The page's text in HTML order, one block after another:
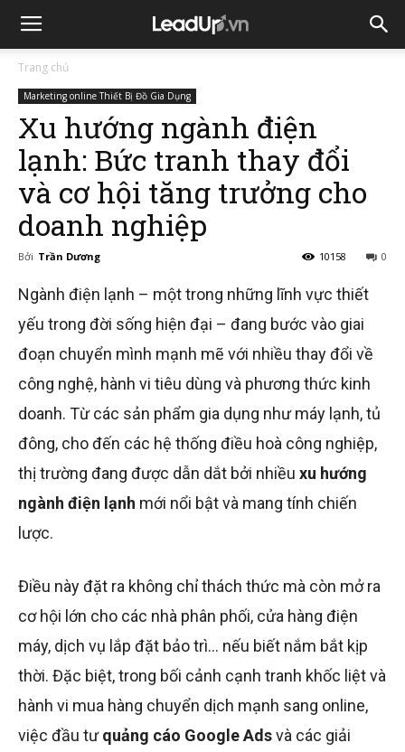
Trang chủ
Marketing online Thiết Bị Đồ Gia Dụng
Xu hướng ngành điện
lạnh: Bức tranh thay đổi
và cơ hội tăng trưởng cho
doanh nghiệp
Bởi Trần Dương 0
10158
Ngành điện lạnh – một trong những lĩnh vực thiết
yếu trong đời sống hiện đại – đang bước vào giai
đoạn chuyển mình mạnh mẽ với nhiều thay đổi về
công nghệ, hành vi tiêu dùng và phương thức kinh
doanh. Từ các sản phẩm gia dụng như máy lạnh, tủ
đông, cho đến các hệ thống điều hoà công nghiệp,
thị trường đang được dẫn dắt bởi nhiều xu hướng
ngành điện lạnh mới nổi bật và mang tính chiến
lược.
Điều này đặt ra không chỉ thách thức mà còn mở ra
cơ hội lớn cho các nhà phân phối, cửa hàng điện
máy, dịch vụ lắp đặt bảo trì… nếu biết nắm bắt kịp
thời. Đặc biệt, trong bối cảnh cạnh tranh khốc liệt và
hành vi mua hàng chuyển dịch mạnh sang online,
việc đầu tưquảng cáo Google Adsvà các giải